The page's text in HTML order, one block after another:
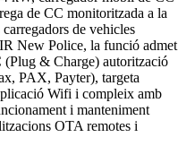
de CC monitoritzada a la
de vehicles
New Police, la funció admet
& Charge) autorització
PAX, Payter), targeta
Wifi i compleix amb
i manteniment
OTA remotes i